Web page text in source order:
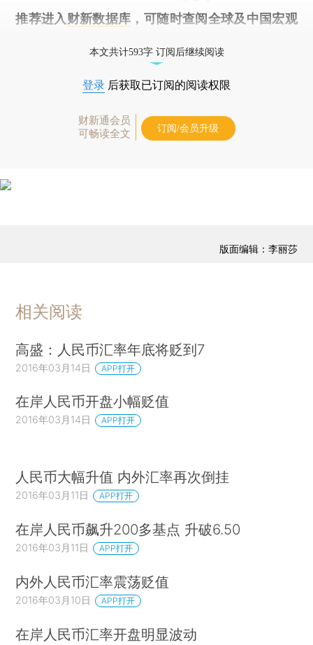
推荐进入 财新数据库 ，可随时查阅全球及中国宏观
本文共计593字 订阅后继续阅读
登录 后获取已订阅的阅读权限
财新通会员
可畅读全文
订阅/会员升级
版面编辑：李丽莎
相关阅读
高盛：人民币汇率年底将贬到7
2016年03月14日 APP打开
在岸人民币开盘小幅贬值
2016年03月14日 APP打开
人民币大幅升值 内外汇率再次倒挂
2016年03月11日 APP打开
在岸人民币飙升200多基点 升破6.50
2016年03月11日 APP打开
内外人民币汇率震荡贬值
2016年03月10日 APP打开
在岸人民币汇率开盘明显波动